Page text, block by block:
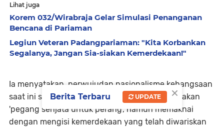
Lihat juga
Korem 032/Wirabraja Gelar Simulasi Penanganan
Bencana di Pariaman
Legiun Veteran Padangpariaman: "Kita Korbankan
Segalanya, Jangan Sia-siakan Kemerdekaan!"
Ia menyatakan, perwujudan nasionalisme kebangsaan
saat ini sudah tidak lagi dimaknai sebagai tindakan
'pegang senjata untuk perang', namun memaknai
dengan mengisi kemerdekaan yang telah diwariskan
×
Berita Terbaru UPDATE